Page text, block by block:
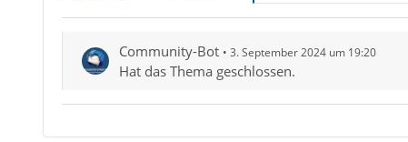
Community-Bot 3. September 2024 um 19:20
Hat das Thema geschlossen.